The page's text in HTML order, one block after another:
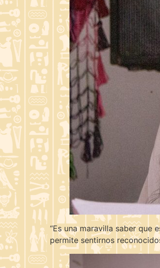
“Es una maravilla saber que
permite sentirnos